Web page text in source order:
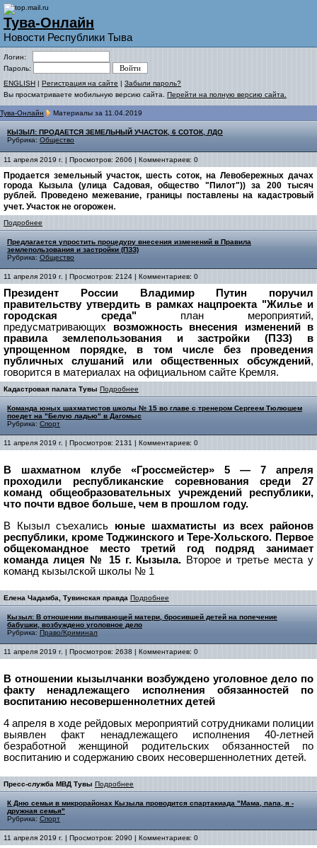
Тува-Онлайн
Новости Республики Тыва
Логин:
Пароль:
ENGLISH | Регистрация на сайте | Забыли пароль?
Вы просматриваете мобильную версию сайта. Перейти на полную версию сайта.
Тува-Онлайн Материалы за 11.04.2019
КЫЗЫЛ: ПРОДАЕТСЯ ЗЕМЕЛЬНЫЙ УЧАСТОК, 6 СОТОК, ЛДО
Рубрика: Общество
11 апреля 2019 г. | Просмотров: 2606 | Комментариев: 0
Продается земельный участок, шесть соток, на Левобережных дачах
города Кызыла (улица Садовая, общество "Пилот")) за 200 тысяч
рублей. Проведено межевание, границы поставлены на кадастровый
учет. Участок не огорожен.
Подробнее
Предлагается упростить процедуру внесения изменений в Правила
землепользования и застройки (ПЗЗ)
Рубрика: Общество
11 апреля 2019 г. | Просмотров: 2124 | Комментариев: 0
Президент России Владимир Путин поручил
правительству утвердить в рамках нацпроекта "Жилье и
городская среда" план мероприятий,
предусматривающих возможность внесения изменений в
правила землепользования и застройки (ПЗЗ) в
упрощенном порядке, в том числе без проведения
публичных слушаний или общественных обсуждений,
говорится в материалах на официальном сайте Кремля.
Кадастровая палата Тувы Подробнее
Команда юных шахматистов школы № 15 во главе с тренером Сергеем Тюлюшем
поедет на "Белую ладью" в Дагомыс
Рубрика: Спорт
11 апреля 2019 г. | Просмотров: 2131 | Комментариев: 0
В шахматном клубе «Грос­смейстер» 5 — 7 апреля
проходили республиканские соревнования среди 27
команд общеобразовательных учреждений республики,
что почти вдвое больше, чем в прошлом году.
В Кызыл съехались юные шахматисты из всех районов
республики, кроме Тоджинского и Тере-Хольского. Первое
общекомандное место третий год подряд занимает
команда лицея № 15 г. Кызыла. Второе и третье места у
команд кызылской школы № 1
Елена Чадамба, Тувинская правда Подробнее
Кызыл: В отношении выпивающей матери, бросившей детей на попечение
бабушки, возбуждено уголовное дело
Рубрика: Право/Криминал
11 апреля 2019 г. | Просмотров: 2638 | Комментариев: 0
В отношении кызылчанки возбуждено уголовное дело по
факту ненадлежащего исполнения обязанностей по
воспитанию несовершеннолетних детей
4 апреля в ходе рейдовых мероприятий сотрудниками полиции
выявлен факт ненадлежащего исполнения 40-летней
безработной женщиной родительских обязанностей по
воспитанию и содержанию своих несовершеннолетних детей.
Пресс-служба МВД Тувы Подробнее
К Дню семьи в микрорайонах Кызыла проводится спартакиада "Мама, папа, я -
дружная семья"
Рубрика: Спорт
11 апреля 2019 г. | Просмотров: 2090 | Комментариев: 0